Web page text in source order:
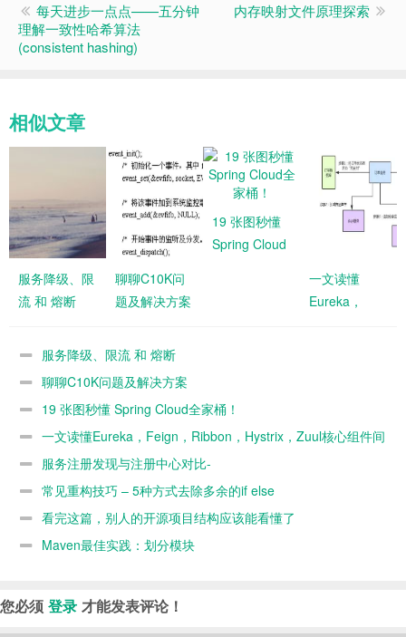
每天进步一点点——五分钟
理解一致性哈希算法
(consistent hashing)
内存映射文件原理探索
相似文章
服务降级、限
流 和 熔断
聊聊C10K问
题及解决方案
19 张图秒懂
Spring Cloud
一文读懂
Eureka，
服务降级、限流 和 熔断
聊聊C10K问题及解决方案
19 张图秒懂 Spring Cloud全家桶！
一文读懂Eureka，Feign，Ribbon，Hystrix，Zuul核心组件间
的关系服务注册发现与注册中心对比-
Eureka,Consul,Zookeeper,Nacos对比
常见重构技巧 – 5种方式去除多余的if else
看完这篇，别人的开源项目结构应该能看懂了
Maven最佳实践：划分模块
您必须 登录 才能发表评论！